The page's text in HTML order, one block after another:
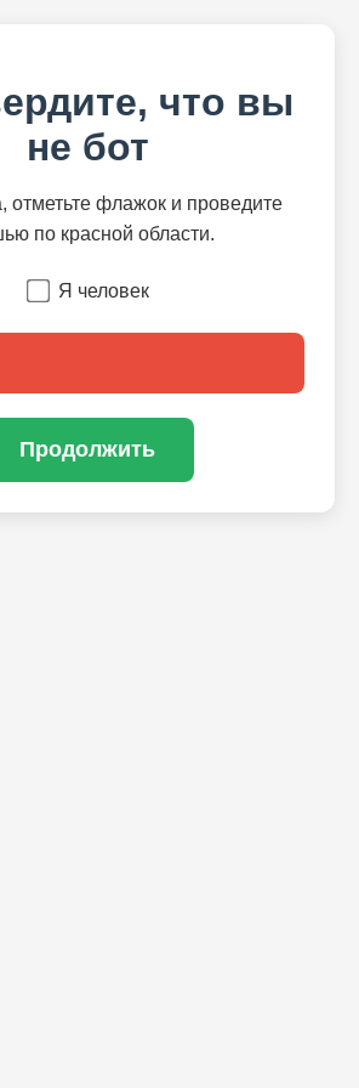
что вы
не бот
отметьте флажок и проведите
по красной области.
Я человек
Продолжить